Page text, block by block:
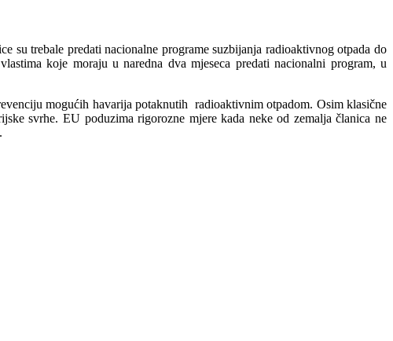
trebale predati nacionalne programe suzbijanja radioaktivnog otpada do
koje moraju u naredna dva mjeseca predati nacionalni program, u
mogućih havarija potaknutih radioaktivnim otpadom. Osim klasične
svrhe. EU poduzima rigorozne mjere kada neke od zemalja članica ne